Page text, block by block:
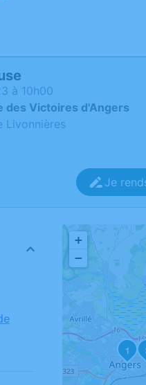
à 10h00
des Victoires d'Angers
Livonnières
Je
1
+
−